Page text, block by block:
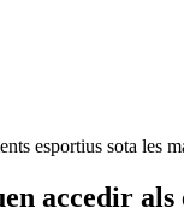
esportius sota les
accedir als